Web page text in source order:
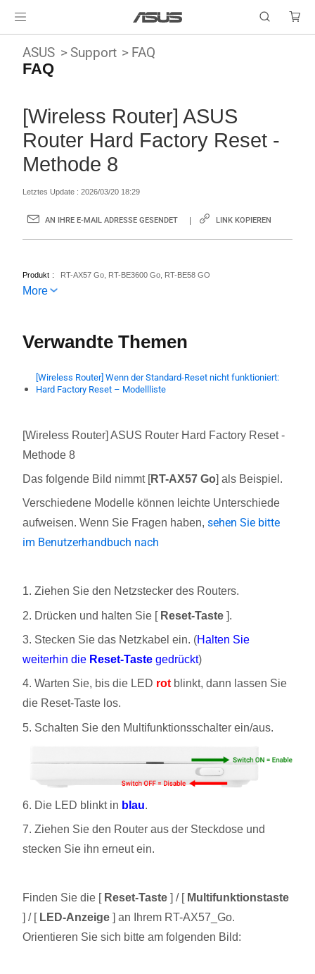
ASUS Support FAQ
FAQ
[Wireless Router] ASUS
Router Hard Factory Reset -
Methode 8
Letztes Update : 2026/03/20 18:29
AN IHRE E-MAIL ADRESSE GESENDET LINK KOPIEREN
Produkt RT-AX57 Go, RT-BE3600 Go, RT-BE58 GO
More
Verwandte Themen
[Wireless Router] Wenn der Standard-Reset nicht funktioniert:
Hard Factory Reset – Modellliste
[Wireless Router] ASUS Router Hard Factory Reset -
Methode 8
Das folgende Bild nimmt [RT-AX57 Go] als Beispiel.
Verschiedene Modelle können leichte Unterschiede
aufweisen. Wenn Sie Fragen haben, sehen Sie bitte
im Benutzerhandbuch nach
1. Ziehen Sie den Netzstecker des Routers.
2. Drücken und halten Sie [ Reset-Taste ].
3. Stecken Sie das Netzkabel ein. (Halten Sie
weiterhin die Reset-Taste gedrückt)
4. Warten Sie, bis die LED rotblinkt, dann lassen Sie
die Reset-Taste los.
5. Schalten Sie den Multifunktionsschalter ein/aus.
6. Die LED blinkt in blau.
7. Ziehen Sie den Router aus der Steckdose und
stecken Sie ihn erneut ein.
Finden Sie die [ Reset-Taste ] / [ Multifunktionstaste
] / [ LED-Anzeige ] an Ihrem RT-AX57_Go.
Orientieren Sie sich bitte am folgenden Bild: